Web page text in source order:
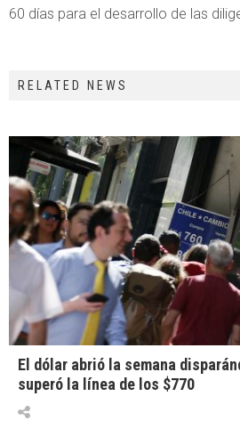
60 días para el desarrollo de las
RELATED NEWS
El dólar abrió la semana
superó la línea de los $770